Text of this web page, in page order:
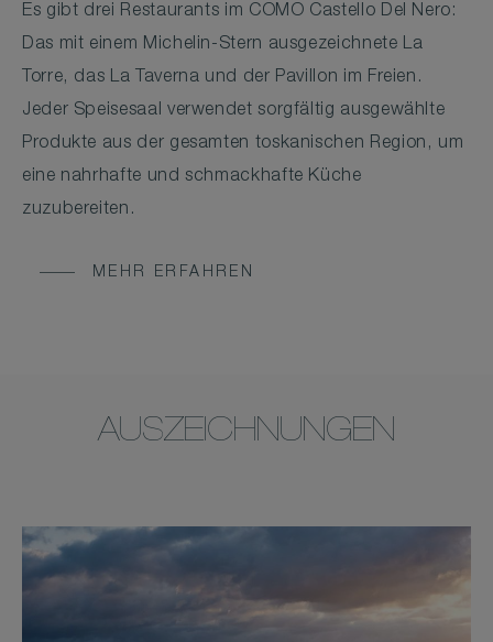
Es gibt drei Restaurants im COMO Castello Del Nero:
Das mit einem Michelin-Stern ausgezeichnete La
Torre, das La Taverna und der Pavillon im Freien.
Jeder Speisesaal verwendet sorgfältig ausgewählte
Produkte aus der gesamten toskanischen Region, um
eine nahrhafte und schmackhafte Küche
zuzubereiten.
MEHR ERFAHREN
AUSZEICHNUNGEN